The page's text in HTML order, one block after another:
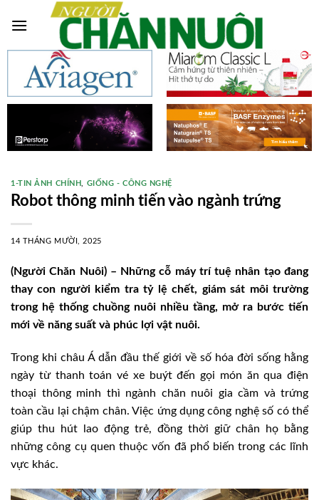
1-TIN ẢNH CHÍNH GIỐNG - CÔNG NGHỆ
Robot thông minh tiến vào ngành trứng
14 THÁNG MƯỜI, 2025
(Người Chăn Nuôi) – Những cỗ máy trí tuệ nhân tạo đang
thay con người kiểm tra tỷ lệ chết, giám sát môi trường
trong hệ thống chuồng nuôi nhiều tầng, mở ra bước tiến
mới về năng suất và phúc lợi vật nuôi.
Trong khi châu Á dẫn đầu thế giới về số hóa đời sống hằng
ngày từ thanh toán vé xe buýt đến gọi món ăn qua điện
thoại thông minh thì ngành chăn nuôi gia cầm và trứng
toàn cầu lại chậm chân. Việc ứng dụng công nghệ số có thể
giúp thu hút lao động trẻ, đồng thời giữ chân họ bằng
những công cụ quen thuộc vốn đã phổ biến trong các lĩnh
vực khác.